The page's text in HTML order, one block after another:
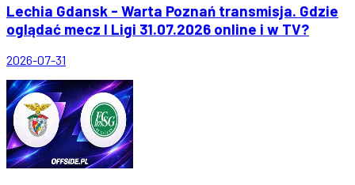
Lechia Gdansk - Warta Poznań transmisja. Gdzie
oglądać mecz I Ligi 31.07.2026 online i w TV?
2026-07-31